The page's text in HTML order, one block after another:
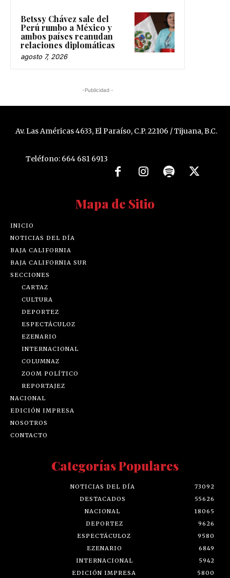
Betssy Chávez sale del
Perú rumbo a México y
ambos países reanudan
relaciones diplomáticas
agosto 7, 2026
-Publicidad -
Av. Las Américas 4633, El Paraíso, C.P. 22106 / Tijuana, B.C.
Teléfono: 664 681 6913
Mapa de Sitio
INICIO
NOTICIAS DEL DÍA
BAJA CALIFORNIA
BAJA CALIFORNIA SUR
SECCIONES
CARTAZ
CULTURA
DEPORTEZ
ESPECTÁCULOZ
EZENARIO
INTERNACIONAL
COLUMNAZ
ZOOM POLÍTICO
REPORTAJEZ
NACIONAL
EDICIÓN IMPRESA
NOSOTROS
CONTACTO
Categorías Populares
NOTICIAS DEL DÍA
73092
DESTACADOS
55626
NACIONAL
18065
DEPORTEZ
9626
ESPECTÁCULOZ
9580
EZENARIO
6849
INTERNACIONAL
5942
EDICIÓN IMPRESA
5800